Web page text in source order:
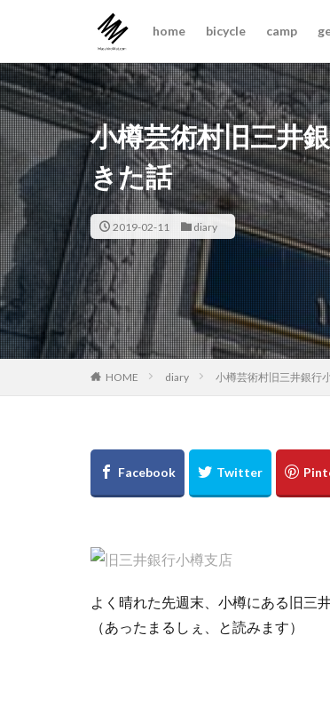
home bicycle camp
小樽芸術村旧三井
きた話
2019-02-11 diary
HOME diary 小樽芸術村旧三井銀行
よく晴れた先週末、小樽にある旧三
（あったまるしぇ、と読みます）